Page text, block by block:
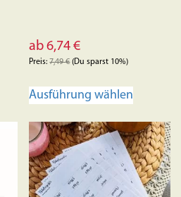
ab6,74€
Preis:7,49€(Du sparst 10%)
Ausführung wählen
mehrere
auf.
Die